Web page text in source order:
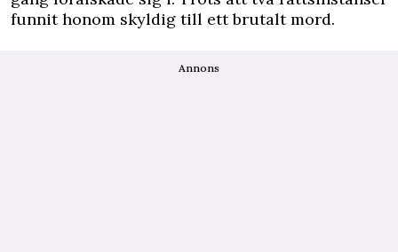
funnit honom skyldig till ett brutalt mord.
Annons